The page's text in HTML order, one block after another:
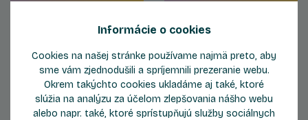
Byty
so západom slnka
Byty
obklopené zeleňou
Informácie o cookies
Cookies na našej stránke používame najmä preto, aby
sme vám zjednodušili a spríjemnili prezeranie webu.
Okrem takýchto cookies ukladáme aj také, ktoré
slúžia na analýzu za účelom zlepšovania nášho webu
alebo napr. také, ktoré sprístupňujú služby sociálnych